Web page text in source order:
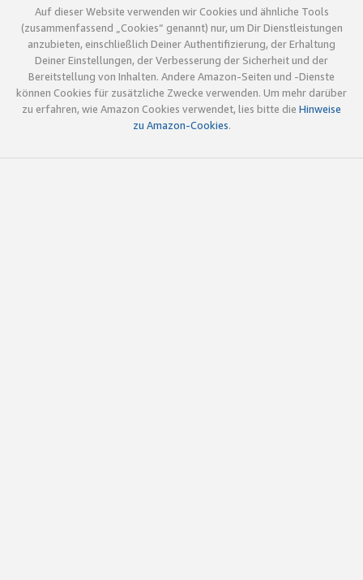
Auf dieser Website verwenden wir Cookies und ähnliche Tools
(zusammenfassend „Cookies“ genannt) nur, um Dir Dienstleistungen
anzubieten, einschließlich Deiner Authentifizierung, der Erhaltung
Deiner Einstellungen, der Verbesserung der Sicherheit und der
Bereitstellung von Inhalten. Andere Amazon-Seiten und -Dienste
können Cookies für zusätzliche Zwecke verwenden. Um mehr darüber
zu erfahren, wie Amazon Cookies verwendet, lies bitte die Hinweise
zu Amazon-Cookies.